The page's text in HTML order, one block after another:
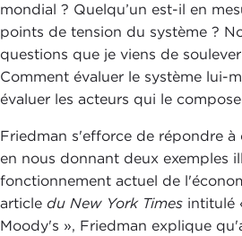
mondial ? Quelqu’un est-il en
points de tension du système ?
questions que je viens de
Comment évaluer le système lui-
évaluer les acteurs qui le
Friedman s'efforce de répondre à
en nous donnant deux exemples
fonctionnement actuel de
article du New York Times intitulé
Moody's », Friedman explique